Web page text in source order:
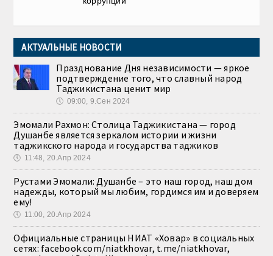
АКТУАЛЬНЫЕ НОВОСТИ
Празднование Дня независимости — яркое
подтверждение того, что славный народ
Таджикистана ценит мир
🕔 09:00, 9.Сен 2024
Эмомали Рахмон: Столица Таджикистана — город
Душанбе является зеркалом истории и жизни
таджикского народа и государства таджиков
🕔 11:48, 20.Апр 2024
Рустами Эмомали: Душанбе – это наш город, наш дом
надежды, который мы любим, гордимся им и доверяем
ему!
🕔 11:00, 20.Апр 2024
Официальные страницы НИАТ «Ховар» в социальных
сетях: facebook.com/niatkhovar, t.me/niatkhovar,